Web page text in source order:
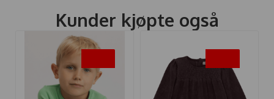
Kunder kjøpte også